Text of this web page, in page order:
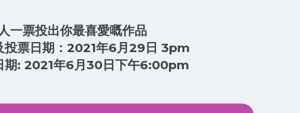
一票投出你最喜愛嘅作品
投票日期：2021年6月29日 3pm
期: 2021年6月30日下午6:00pm